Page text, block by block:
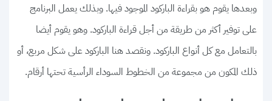
وبعدها يقوم هو بقراءة الباركود الموجود فيها. وبذلك يعمل البرنامج
على توفير أكثر من طريقة من أجل قراءة الباركود. وهو يقوم أيضا
بالتعامل مع كل أنواع الباركود. ونقصد هنا الباركود على شكل مربع، أو
ذلك المكون من مجموعة من الخطوط السوداء الرأسية تحتها أرقام.